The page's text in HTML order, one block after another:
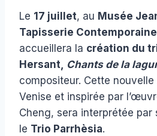
Le 17 juillet, au Musée
Tapisserie Contemporaine
accueillera la création du
Hersant, Chants de la
compositeur. Cette
Venise et inspirée par
Cheng, sera interprétée par
le Trio Parrhèsia.